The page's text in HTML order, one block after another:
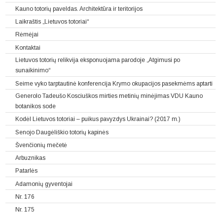
Kauno totorių paveldas. Architektūra ir teritorijos
Laikraštis „Lietuvos totoriai“
Rėmėjai
Kontaktai
Lietuvos totorių relikvija eksponuojama parodoje „Atgimusi po
sunaikinimo“
Seime vyko tarptautinė konferencija Krymo okupacijos pasekmėms aptarti
Generolo Tadeušo Kosciuškos mirties metinių minėjimas VDU Kauno
botanikos sode
Kodėl Lietuvos totoriai – puikus pavyzdys Ukrainai? (2017 m.)
Senojo Daugėliškio totorių kapinės
Švenčionių mečetė
Arbuznikas
Patarlės
Adamonių gyventojai
Nr. 176
Nr. 175